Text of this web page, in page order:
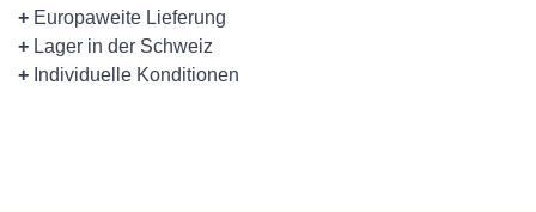
+ Europaweite Lieferung
+ Lager in der Schweiz
+ Individuelle Konditionen